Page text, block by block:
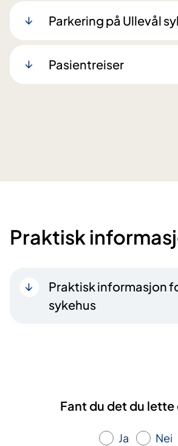
Parkering på Ullevål
Pasientreiser
Praktisk
Praktisk informasjon
sykehus
Fant du det du lette
Ja Nei